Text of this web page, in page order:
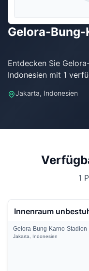
Gelora-
Entdecken Sie
Jakarta, Indonesien
1
Innenraum
Gelora-Bung-Karno-Stadion
Jakarta, Indonesien